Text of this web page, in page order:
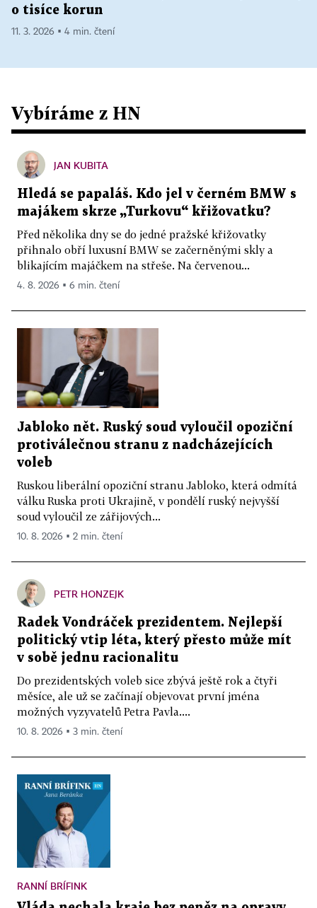
o tisíce korun
11. 3. 2026 ▪ 4 min. čtení
Vybíráme z HN
JAN KUBITA
Hledá se papaláš. Kdo jel v černém BMW s
majákem skrze „Turkovu“ křižovatku?
Před několika dny se do jedné pražské křižovatky
přihnalo obří luxusní BMW se začerněnými skly a
blikajícím majáčkem na střeše. Na červenou...
4. 8. 2026 ▪ 6 min. čtení
Jabloko nět. Ruský soud vyloučil opoziční
protiválečnou stranu z nadcházejících
voleb
Ruskou liberální opoziční stranu Jabloko, která odmítá
válku Ruska proti Ukrajině, v pondělí ruský nejvyšší
soud vyloučil ze zářijových...
10. 8. 2026 ▪ 2 min. čtení
PETR HONZEJK
Radek Vondráček prezidentem. Nejlepší
politický vtip léta, který přesto může mít
v sobě jednu racionalitu
Do prezidentských voleb sice zbývá ještě rok a čtyři
měsíce, ale už se začínají objevovat první jména
možných vyzyvatelů Petra Pavla....
10. 8. 2026 ▪ 3 min. čtení
RANNÍ BRÍFINK